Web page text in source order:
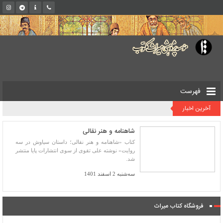
فهرست
آخرین اخبار
شاهنامه و هنر نقالی
کتاب «شاهنامه و هنر نقالی؛ داستان سیاوش در سه
روایت» نوشته علی تقوی از سوی انتشارات پایا منتشر
شد.
سه‌شنبه 2 اسفند 1401
فروشگاه کتاب میراث